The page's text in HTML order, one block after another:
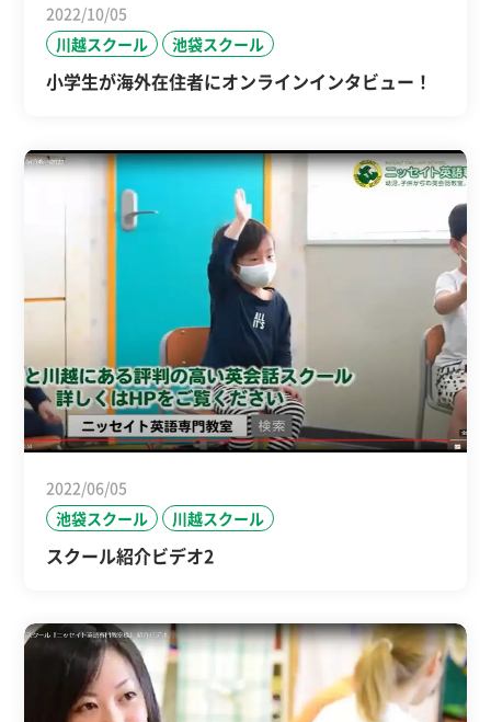
2022/10/05
川越スクール
池袋スクール
小学生が海外在住者にオンラインインタビュー！
2022/06/05
池袋スクール
川越スクール
スクール紹介ビデオ2